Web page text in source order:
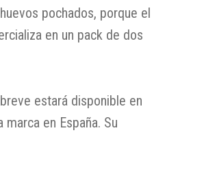
pochados, porque el
en un pack de dos
estará disponible en
en España. Su